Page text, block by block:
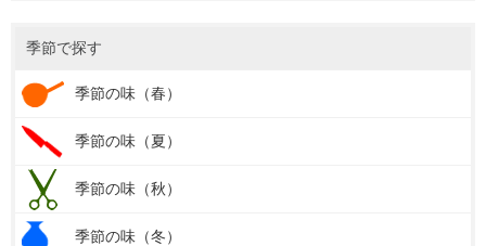
季節で探す
季節の味（春）
季節の味（夏）
季節の味（秋）
季節の味（冬）